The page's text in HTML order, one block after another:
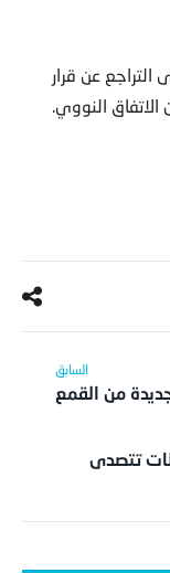
التراجع عن قرار
النووي.
من القمع
تتصدى